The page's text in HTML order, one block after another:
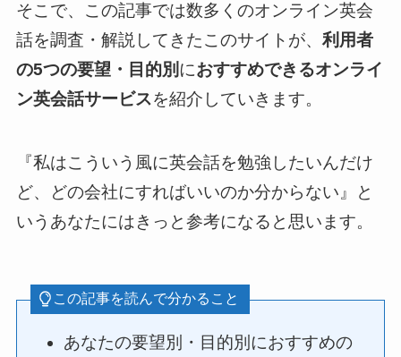
そこで、この記事では数多くのオンライン英会
話を調査・解説してきたこのサイトが、 利用者
の5つの要望・目的別 におすすめできるオンライ
ン英会話サービスを紹介していきます。
『私はこういう風に英会話を勉強したいんだけ
ど、どの会社にすればいいのか分からない』と
いうあなたにはきっと参考になると思います。
この記事を読んで分かること
あなたの要望別・目的別におすすめの